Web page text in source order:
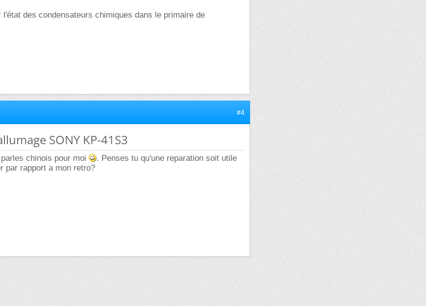
des condensateurs chimiques dans le primaire de
#4
SONY KP-41S3
chinois pour moi
. Penses tu qu'une reparation soit utile
par rapport a mon retro?